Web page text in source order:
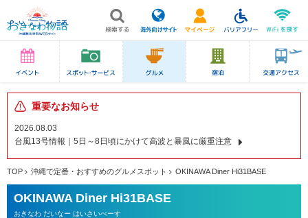
重要なお知らせ
2026.08.03
台風13号情報｜5日～8日頃にかけて高波と暴風に厳重注意
TOP 沖縄で定番・おすすめのグルメスポット OKINAWA Diner Hi31BASE
OKINAWA Diner Hi31BASE
おきなわ だいなー はいさいべーす